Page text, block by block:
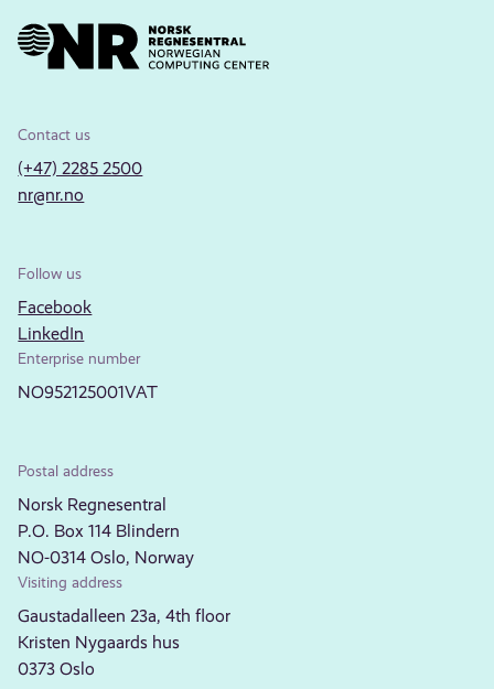
Contact us
(+47) 2285 2500
nr@nr.no
Follow us
Facebook
LinkedIn
Enterprise number
NO952125001VAT
Postal address
Norsk Regnesentral
P.O. Box 114 Blindern
NO-0314 Oslo, Norway
Visiting address
Gaustadalleen 23a, 4th floor
Kristen Nygaards hus
0373 Oslo